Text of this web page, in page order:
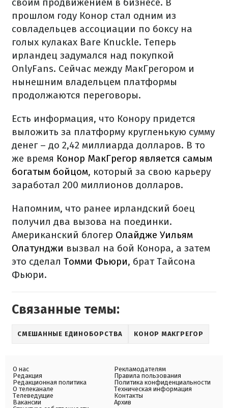
прошлом году Конор стал одним из
совладельцев ассоциации по боксу на
голых кулаках Bare Knuckle. Теперь
ирландец задумался над покупкой
OnlyFans. Сейчас между МакГрегором и
нынешним владельцем платформы
продолжаются переговоры.
Есть информация, что Конору придется
выложить за платформу кругленькую сумму
денег – до 2,42 миллиарда долларов. В то
же время Конор МакГрегор является самым
богатым бойцом, который за свою карьеру
заработал 200 миллионов долларов.
Напомним, что ранее ирландский боец
получил два вызова на поединки.
Американский блогер Олайдже Уильям
Олатунджи вызвал на бой Конора, а затем
это сделал Томми Фьюри, брат Тайсона
Фьюри.
Связанные темы:
СМЕШАННЫЕ ЕДИНОБОРСТВА КОНОР МАКГРЕГОР
О нас
Редакция
Редакционная политика
О телеканале
Телеведущие
Вакансии
Рекламодателям
Правила пользования
Политика конфиденциальности
Техническая информация
Контакты
Архив